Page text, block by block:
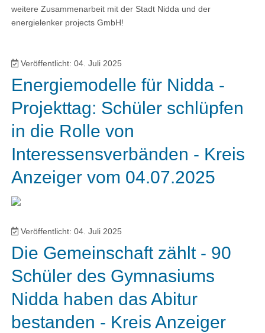
weitere Zusammenarbeit mit der Stadt Nidda und der
energielenker projects GmbH!
Veröffentlicht: 04. Juli 2025
Energiemodelle für Nidda -
Projekttag: Schüler schlüpfen
in die Rolle von
Interessensverbänden - Kreis
Anzeiger vom 04.07.2025
Veröffentlicht: 04. Juli 2025
Die Gemeinschaft zählt - 90
Schüler des Gymnasiums
Nidda haben das Abitur
bestanden - Kreis Anzeiger